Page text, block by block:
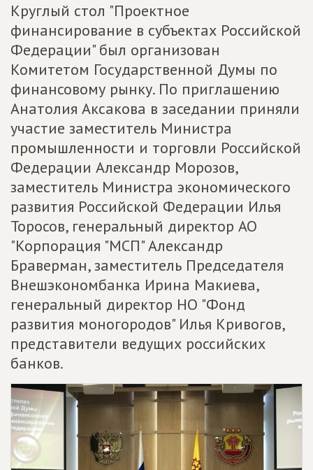
Круглый стол "Проектное
финансирование в субъектах Российской
Федерации" был организован
Комитетом Государственной Думы по
финансовому рынку. По приглашению
Анатолия Аксакова в заседании приняли
участие заместитель Министра
промышленности и торговли Российской
Федерации Александр Морозов,
заместитель Министра экономического
развития Российской Федерации Илья
Торосов, генеральный директор АО
"Корпорация "МСП" Александр
Браверман, заместитель Председателя
Внешэкономбанка Ирина Макиева,
генеральный директор НО "Фонд
развития моногородов" Илья Кривогов,
представители ведущих российских
банков.